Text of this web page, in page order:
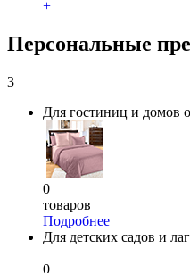
+
Персональные
3
Для гостиниц и домов
0
товаров
Подробнее
Для детских садов и
0